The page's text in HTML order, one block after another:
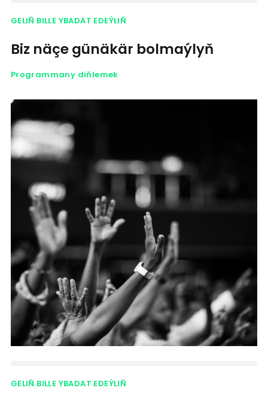
GELIÑ BILLE YBADAT EDEÝLIÑ
Biz näçe günäkär bolmaýlyň
Programmany diňlemek
GELIÑ BILLE YBADAT EDEÝLIÑ